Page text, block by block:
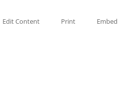
Edit Content
Print Embed